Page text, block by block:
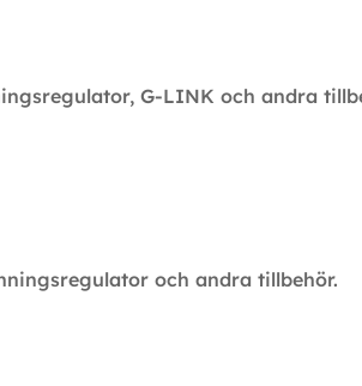
G-LINK och andra
och andra tillbehör.